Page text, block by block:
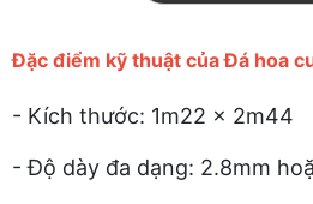
Đặc điểm kỹ thuật của Đá hoa
- Kích thước: 1m22 x 2m44
- Độ dày đa dạng: 2.8mm